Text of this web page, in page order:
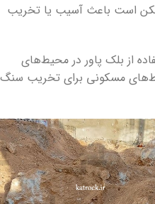
است باعث آسیب یا تخریب
از بلک پاور در محیط‌های
مسکونی برای تخریب سنگ